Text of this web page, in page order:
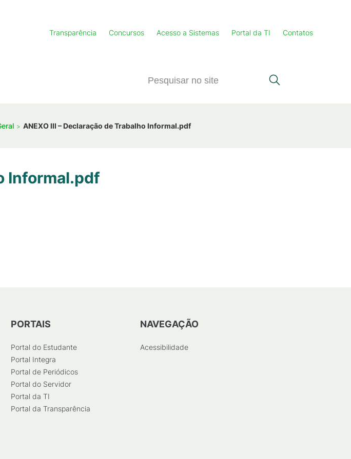
Transparência Concursos Acesso a Sistemas Portal da TI Contatos
ANEXO III – Declaração de Trabalho Informal.pdf
Informal.pdf
PORTAIS
Portal do Estudante
Portal Integra
Portal de Periódicos
Portal do Servidor
Portal da TI
Portal da Transparência
NAVEGAÇÃO
Acessibilidade